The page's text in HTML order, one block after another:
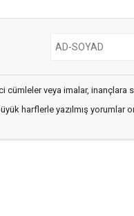
cümleler veya imalar, inançlara
harflerle yazılmış yorumlar